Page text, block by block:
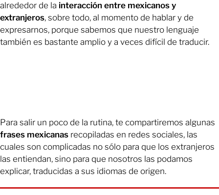
alrededor de la interacción entre mexicanos y
extranjeros, sobre todo, al momento de hablar y de
expresarnos, porque sabemos que nuestro lenguaje
también es bastante amplio y a veces difícil de traducir.
Para salir un poco de la rutina, te compartiremos algunas
frases mexicanas recopiladas en redes sociales, las
cuales son complicadas no sólo para que los extranjeros
las entiendan, sino para que nosotros las podamos
explicar, traducidas a sus idiomas de origen.